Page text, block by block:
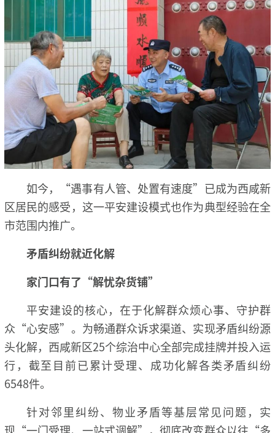
如今，“遇事有人管、处置有速度”已成为西咸新
区居民的感受，这一平安建设模式也作为典型经验在全
市范围内推广。
矛盾纠纷就近化解
家门口有了“解忧杂货铺”
平安建设的核心，在于化解群众烦心事、守护群
众“心安感”。为畅通群众诉求渠道、实现矛盾纠纷源
头化解，西咸新区25个综治中心全部完成挂牌并投入运
行，截至目前已累计受理、成功化解各类矛盾纠纷
6548件。
针对邻里纠纷、物业矛盾等基层常见问题，实